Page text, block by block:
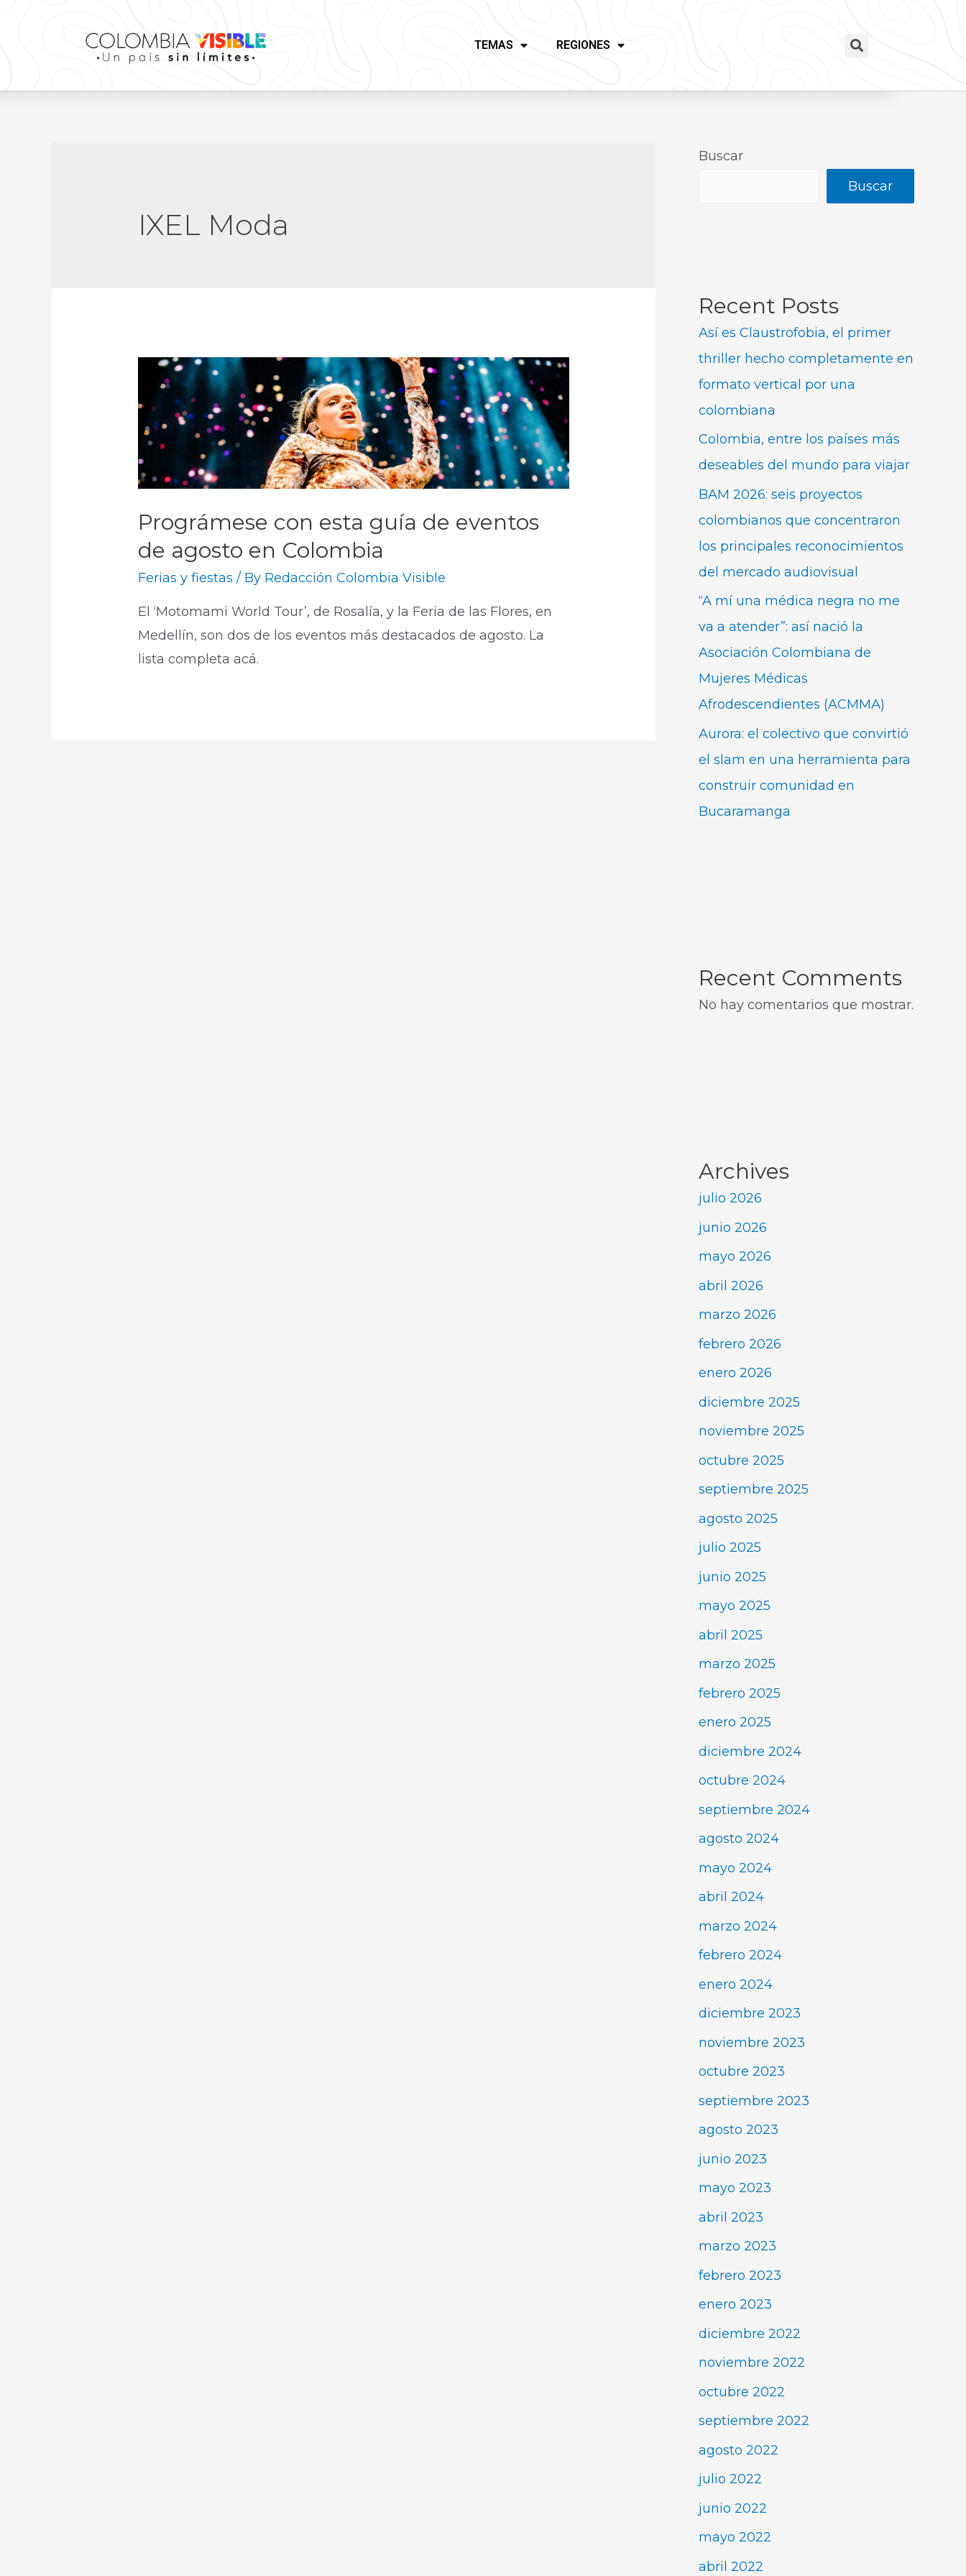
TEMAS REGIONES
IXEL Moda
Prográmese con esta guía de eventos
de agosto en Colombia
Ferias y fiestas / By Redacción Colombia Visible
El ‘Motomami World Tour’, de Rosalía, y la Feria de las Flores, en
Medellín, son dos de los eventos más destacados de agosto. La
lista completa acá.
Buscar
Buscar
Recent Posts
Así es Claustrofobia, el primer
thriller hecho completamente en
formato vertical por una
colombiana
Colombia, entre los países más
deseables del mundo para viajar
BAM 2026: seis proyectos
colombianos que concentraron
los principales reconocimientos
del mercado audiovisual
“A mí una médica negra no me
va a atender”: así nació la
Asociación Colombiana de
Mujeres Médicas
Afrodescendientes (ACMMA)
Aurora: el colectivo que convirtió
el slam en una herramienta para
construir comunidad en
Bucaramanga
Recent Comments
No hay comentarios que mostrar.
Archives
julio 2026
junio 2026
mayo 2026
abril 2026
marzo 2026
febrero 2026
enero 2026
diciembre 2025
noviembre 2025
octubre 2025
septiembre 2025
agosto 2025
julio 2025
junio 2025
mayo 2025
abril 2025
marzo 2025
febrero 2025
enero 2025
diciembre 2024
octubre 2024
septiembre 2024
agosto 2024
mayo 2024
abril 2024
marzo 2024
febrero 2024
enero 2024
diciembre 2023
noviembre 2023
octubre 2023
septiembre 2023
agosto 2023
junio 2023
mayo 2023
abril 2023
marzo 2023
febrero 2023
enero 2023
diciembre 2022
noviembre 2022
octubre 2022
septiembre 2022
agosto 2022
julio 2022
junio 2022
mayo 2022
abril 2022